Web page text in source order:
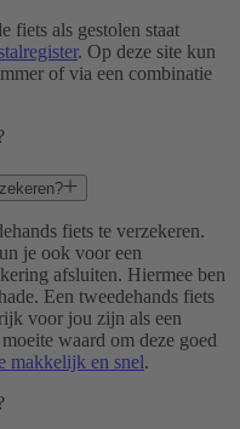
fiets als gestolen staat
. Op deze site kun
of via een combinatie
fiets te verzekeren.
je ook voor een
afsluiten. Hiermee ben
Een tweedehands fiets
voor jou zijn als een
waard om deze goed
makkelijk en snel.